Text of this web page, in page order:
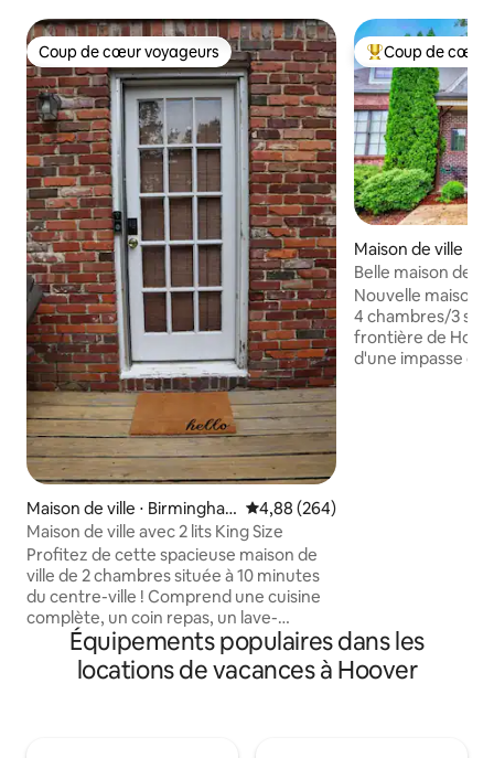
Coup de cœur voyageurs
Coup de cœur voyageurs
Maison de ville ⋅ Birmingha
m
Évaluation moyenne sur la
4,88 (264)
Maison de ville avec 2 lits King Size
Profitez de cette spacieuse maison de
ville de 2 chambres située à 10 minutes
du centre-ville ! Comprend une cuisine
complète, un coin repas, un lave-
linge/sèche-linge, un stationnement
gratuit et plus encore. Plancher de bois
franc partout. Réservez vos dates
Coups de cœur
Coup de cœur
Maison de ville ⋅
m
Belle maison de
proximité de
Nouvelle maison
4 chambres/3
frontière de
d'une impasse
avec des draps à
Équipements populaires dans les
locations de vacances à Hoover